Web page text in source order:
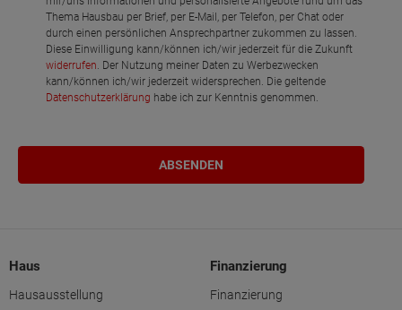
Thema Hausbau per Brief, per E-Mail, per Telefon, per Chat oder
durch einen persönlichen Ansprechpartner zukommen zu lassen.
Diese Einwilligung kann/können ich/wir jederzeit für die Zukunft
widerrufen. Der Nutzung meiner Daten zu Werbezwecken
kann/können ich/wir jederzeit widersprechen. Die geltende
Datenschutzerklärung habe ich zur Kenntnis genommen.
Haus
Hausausstellung
Finanzierung
Finanzierung